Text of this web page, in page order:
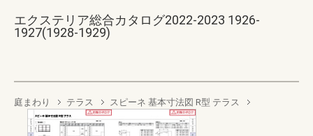
エクステリア総合カタログ2022-2023 1926-
1927(1928-1929)
庭まわり テラス スピーネ 基本寸法図 R型 テラス